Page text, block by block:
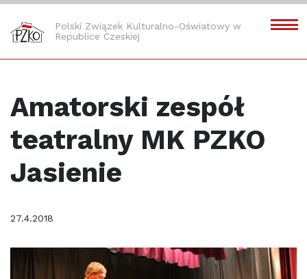
Polski Związek Kulturalno-Oświatowy w
Republice Czeskiej
Amatorski zespół
teatralny MK PZKO
Jasienie
27.4.2018